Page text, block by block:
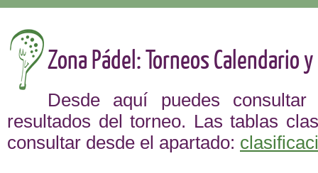
Zona Pádel: Torneos Calendario
Desde aquí puedes
resultados del torneo. Las tablas
consultar desde el apartado: